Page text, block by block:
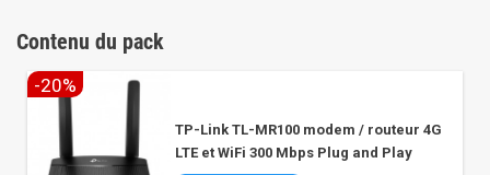
Contenu du pack
-20%
1 x
TP-Link TL-MR100 modem / routeur 4G
LTE et WiFi 300 Mbps Plug and Play